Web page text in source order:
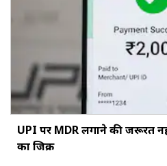
UPI पर MDR लगाने की जरूरत
का जिक्र